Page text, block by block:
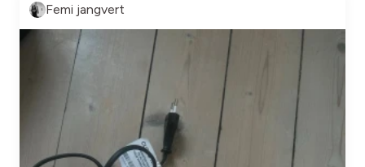
Femi jangvert